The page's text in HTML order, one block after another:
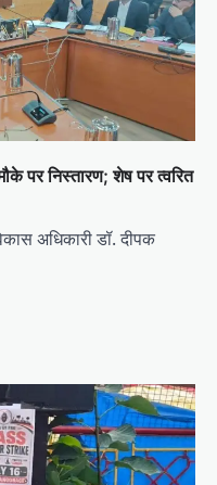
पर निस्तारण; शेष पर त्वरित
अधिकारी डॉ. दीपक